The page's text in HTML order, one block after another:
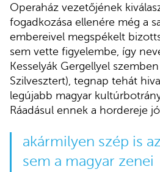
Operaház vezetőjének
fogadkozása ellenére még a
embereivel megspékelt
sem vette figyelembe, így
Kesselyák Gergellyel
Szilvesztert), tegnap tehát
legújabb magyar
Ráadásul ennek a hordereje
akármilyen szép is
sem a magyar zenei